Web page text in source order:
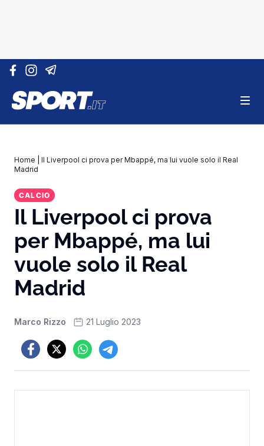
Vai al contenuto
Home
Il Liverpool ci prova per Mbappé, ma lui vuole solo il Real
Madrid
CALCIO
Il Liverpool ci prova
per Mbappé, ma lui
vuole solo il Real
Madrid
Marco Rizzo 21 Luglio 2023